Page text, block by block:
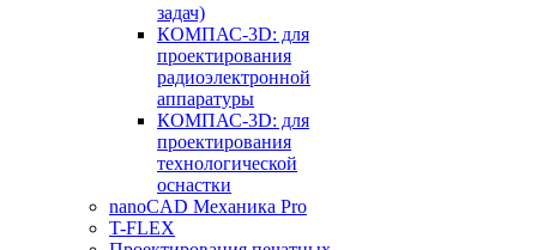
задач)
КОМПАС-3D: для
проектирования
радиоэлектронной
аппаратуры
КОМПАС-3D: для
проектирования
технологической
оснастки
nanoCAD Механика Pro
T-FLEX